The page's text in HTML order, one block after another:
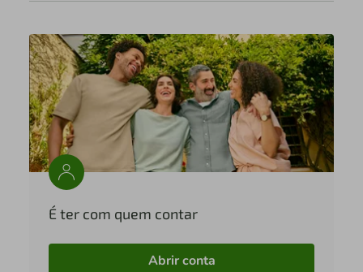
É ter com quem contar
Abrir conta